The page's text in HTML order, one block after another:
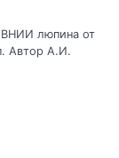
ВНИИ люпина от
Автор А.И.